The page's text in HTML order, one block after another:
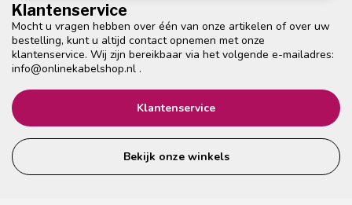
Klantenservice
Mocht u vragen hebben over één van onze artikelen of over uw
bestelling, kunt u altijd contact opnemen met onze
klantenservice. Wij zijn bereikbaar via het volgende e-mailadres:
info@onlinekabelshop.nl .
Klantenservice
Bekijk onze winkels